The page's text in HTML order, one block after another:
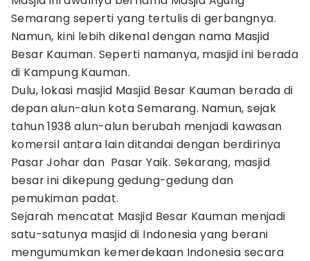
Semarang seperti yang tertulis di gerbangnya.
Namun, kini lebih dikenal dengan nama Masjid
Besar Kauman. Seperti namanya, masjid ini berada
di Kampung Kauman.
Dulu, lokasi masjid Masjid Besar Kauman berada di
depan alun-alun kota Semarang. Namun, sejak
tahun 1938 alun-alun berubah menjadi kawasan
komersil antara lain ditandai dengan berdirinya
Pasar Johar dan Pasar Yaik. Sekarang, masjid
besar ini dikepung gedung-gedung dan
pemukiman padat.
Sejarah mencatat Masjid Besar Kauman menjadi
satu-satunya masjid di Indonesia yang berani
mengumumkan kemerdekaan Indonesia secara